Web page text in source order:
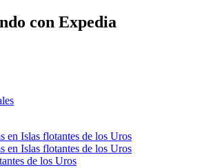
con Expedia
en Islas flotantes de los Uros
en Islas flotantes de los Uros
de los Uros